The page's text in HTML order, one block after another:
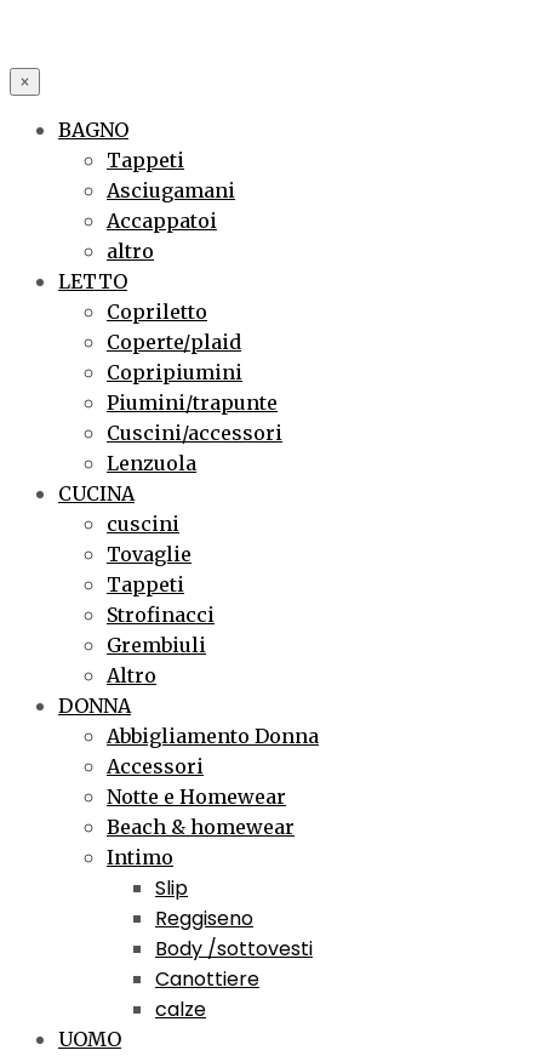
×
BAGNO
Tappeti
Asciugamani
Accappatoi
altro
LETTO
Copriletto
Coperte/plaid
Copripiumini
Piumini/trapunte
Cuscini/accessori
Lenzuola
CUCINA
cuscini
Tovaglie
Tappeti
Strofinacci
Grembiuli
Altro
DONNA
Abbigliamento Donna
Accessori
Notte e Homewear
Beach & homewear
Intimo
Slip
Reggiseno
Body /sottovesti
Canottiere
calze
UOMO